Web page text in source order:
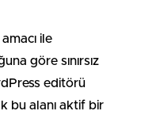
ile
göre sınırsız
editörü
bu alanı aktif bir